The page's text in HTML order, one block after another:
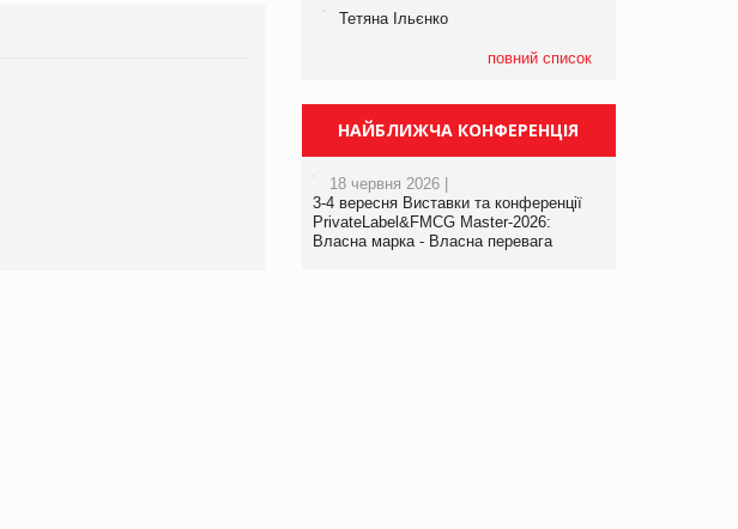
Брагина Людмила
Просування компанії на
www.trademaster.ua.
правила. Особливості.
Тетяна Ільєнко
повний список
НАЙБЛИЖЧА КОНФЕРЕНЦІЯ
18 червня 2026 |
3-4 вересня Виставки та конференції
PrivateLabel&FMCG Master-2026:
Власна марка - Власна перевага